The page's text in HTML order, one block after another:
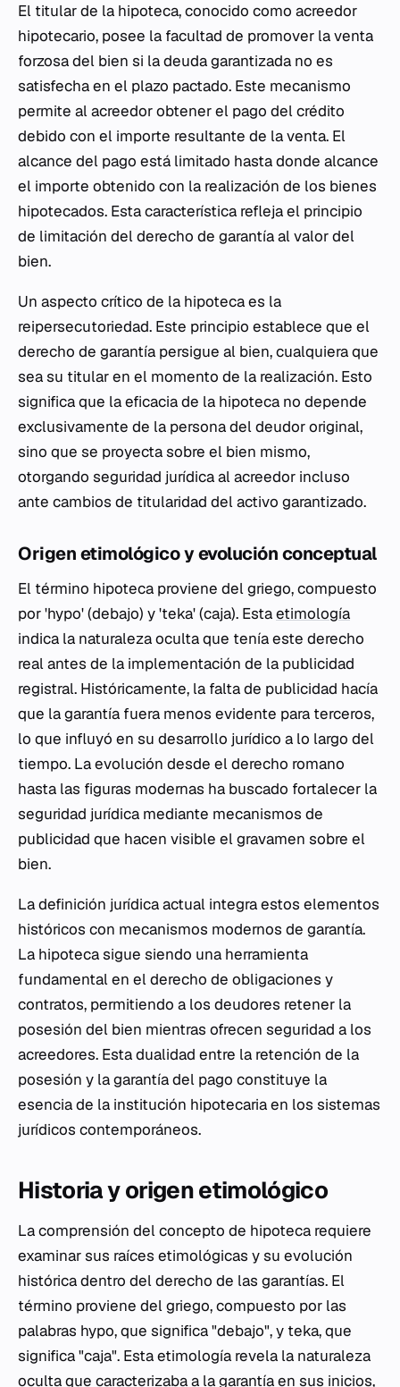
El titular de la hipoteca, conocido como acreedor
hipotecario, posee la facultad de promover la venta
forzosa del bien si la deuda garantizada no es
satisfecha en el plazo pactado. Este mecanismo
permite al acreedor obtener el pago del crédito
debido con el importe resultante de la venta. El
alcance del pago está limitado hasta donde alcance
el importe obtenido con la realización de los bienes
hipotecados. Esta característica refleja el principio
de limitación del derecho de garantía al valor del
bien.
Un aspecto crítico de la hipoteca es la
reipersecutoriedad. Este principio establece que el
derecho de garantía persigue al bien, cualquiera que
sea su titular en el momento de la realización. Esto
significa que la eficacia de la hipoteca no depende
exclusivamente de la persona del deudor original,
sino que se proyecta sobre el bien mismo,
otorgando seguridad jurídica al acreedor incluso
ante cambios de titularidad del activo garantizado.
Origen etimológico y evolución conceptual
El término hipoteca proviene del griego, compuesto
por 'hypo' (debajo) y 'teka' (caja). Estaetimología
indica la naturaleza oculta que tenía este derecho
real antes de la implementación de la publicidad
registral. Históricamente, la falta de publicidad hacía
que la garantía fuera menos evidente para terceros,
lo que influyó en su desarrollo jurídico a lo largo del
tiempo. La evolución desde el derecho romano
hasta las figuras modernas ha buscado fortalecer la
seguridad jurídica mediante mecanismos de
publicidad que hacen visible el gravamen sobre el
bien.
La definición jurídica actual integra estos elementos
históricos con mecanismos modernos de garantía.
La hipoteca sigue siendo una herramienta
fundamental en el derecho de obligaciones y
contratos, permitiendo a los deudores retener la
posesión del bien mientras ofrecen seguridad a los
acreedores. Esta dualidad entre la retención de la
posesión y la garantía del pago constituye la
esencia de la institución hipotecaria en los sistemas
jurídicos contemporáneos.
Historia y origen etimológico
La comprensión del concepto de hipoteca requiere
examinar sus raíces etimológicas y su evolución
histórica dentro del derecho de las garantías. El
término proviene del griego, compuesto por las
palabras hypo, que significa "debajo", y teka, que
significa "caja". Esta etimología revela la naturaleza
oculta que caracterizaba a la garantía en sus inicios,